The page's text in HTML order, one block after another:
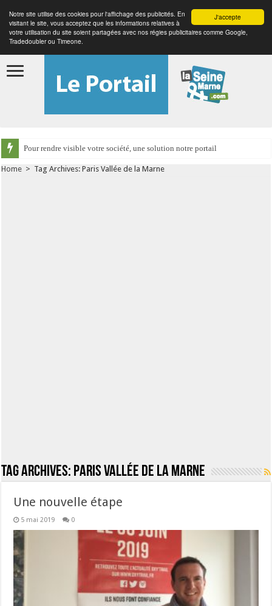
J'accepte
Notre site utilise des cookies pour l'affichage des publicités. En
visitant le site, vous acceptez que les informations relatives à
votre utilisation du site soient partagées avec nos régies publicitaires comme Google,
Tradedoubler ou Timeone.
Pour rendre visible votre société, une solution notre portail
Home > Tag Archives: Paris Vallée de la Marne
Tag Archives: Paris Vallée de la Marne
Une nouvelle étape
5 mai 2019 0